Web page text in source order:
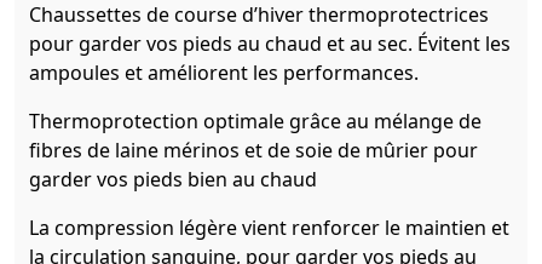
Chaussettes de course d’hiver thermoprotectrices
pour garder vos pieds au chaud et au sec. Évitent les
ampoules et améliorent les performances.
Thermoprotection optimale grâce au mélange de
fibres de laine mérinos et de soie de mûrier pour
garder vos pieds bien au chaud
La compression légère vient renforcer le maintien et
la circulation sanguine, pour garder vos pieds au